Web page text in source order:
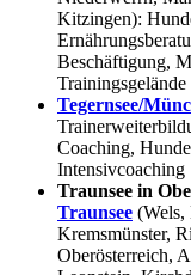
Kitzingen):
Beschäftigung,
Tegernsee/
Coaching,
Intensivcoaching
Traunsee in
Traunsee (Wels,
Kremsmünster,
Oberösterreich,